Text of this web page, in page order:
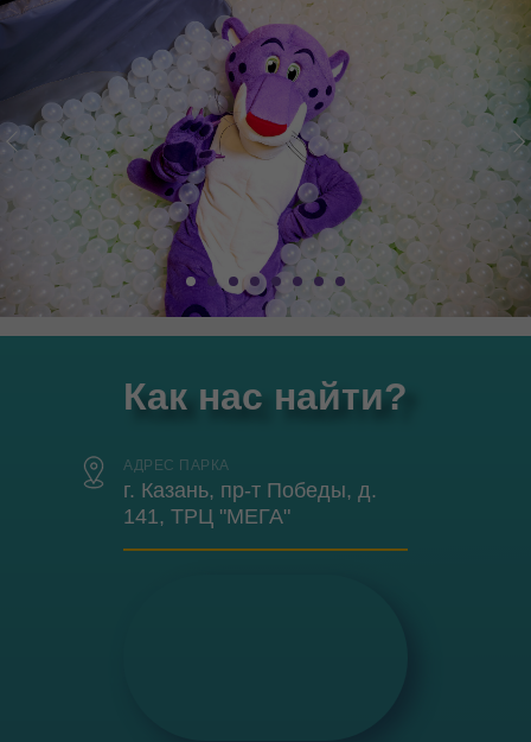
г. Казань, пр-т Победы, д.
141, ТРЦ "МЕГА"
АДРЕС ПАРКА
Как нас найти?